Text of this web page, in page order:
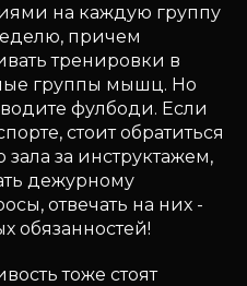
на каждую группу
причем
тренировки в
группы мышц. Но
фулбоди. Если
стоит обратиться
за инструктажем,
дежурному
отвечать на них -
обязанностей!
тоже стоят